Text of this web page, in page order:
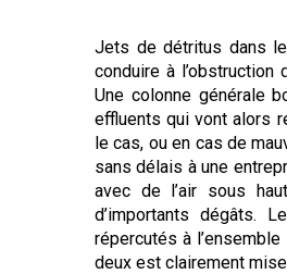
Jets de détritus dans
conduire à l’obstruction
Une colonne générale
effluents qui vont alors
le cas, ou en cas de
sans délais à une
avec de l’air sous
d’importants dégâts.
répercutés à
deux est clairement